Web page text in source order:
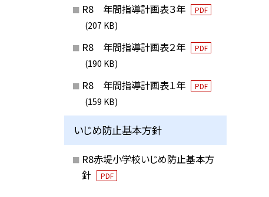
R8 年間指導計画表３年 PDF
(207 KB)
R8 年間指導計画表２年 PDF
(190 KB)
R8 年間指導計画表１年 PDF
(159 KB)
いじめ防止基本方針
R8赤堤小学校いじめ防止基本方
針
PDF